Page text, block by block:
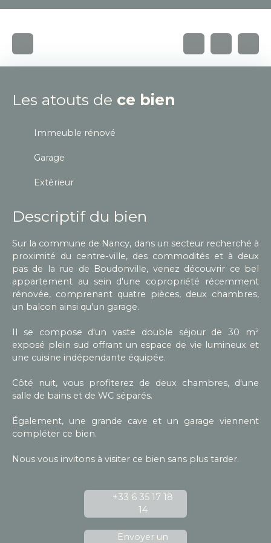
Les atouts de ce bien
Immeuble rénové
Garage
Extérieur
Descriptif du bien
Sur la commune de Nancy, dans un secteur recherché à
proximité du centre-ville, des commodités et à deux
pas de la rue de Boudonville, venez découvrir ce bel
appartement au sein d'une copropriété récemment
rénovée, comprenant quatre pièces, deux chambres,
un balcon ainsi qu'un garage.
Il se compose d'un vaste double séjour de 30 m²
exposé plein sud offrant un espace de vie lumineux et
une cuisine indépendante équipée.
Côté nuit, vous profiterez de deux chambres, d'une
salle de bains et de WC séparés.
Également, une grande cave et un garage viennent
compléter ce bien.
Nous vous invitons à visiter ce bien sans plus tarder.
+33 6 35 17 18
14
Envoyer un